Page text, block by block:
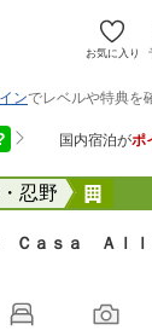
お気に入り
忍野
ａｓａ Ａｌｌ